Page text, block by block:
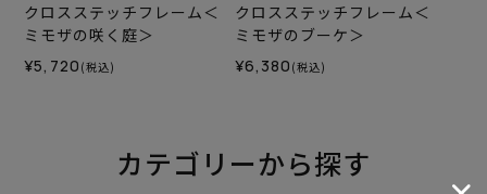
クロスステッチフレーム＜
ミモザの咲く庭＞
¥5,720 (税込)
クロスステッチフレーム＜
ミモザのブーケ＞
¥6,380 (税込)
カテゴリーから探す